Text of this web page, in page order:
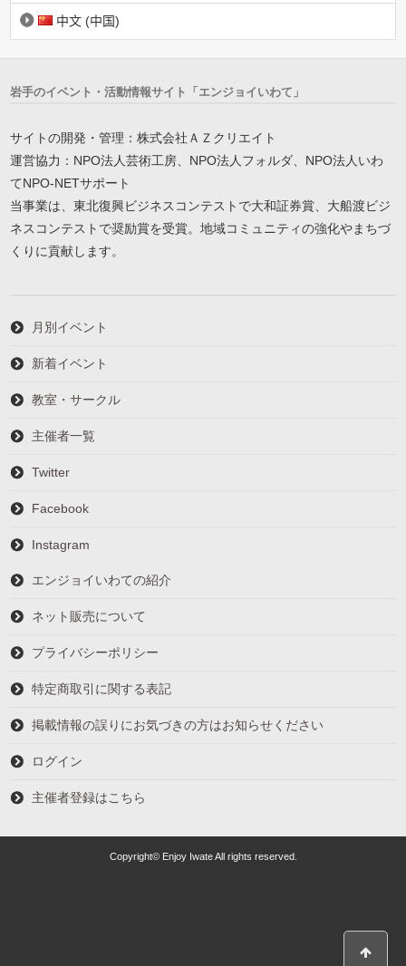
中文 (中国)
岩手のイベント・活動情報サイト「エンジョイいわて」
サイトの開発・管理：株式会社ＡＺクリエイト
運営協力：NPO法人芸術工房、NPO法人フォルダ、NPO法人いわ
てNPO-NETサポート
当事業は、東北復興ビジネスコンテストで大和証券賞、大船渡ビジ
ネスコンテストで奨励賞を受賞。地域コミュニティの強化やまちづ
くりに貢献します。
月別イベント
新着イベント
教室・サークル
主催者一覧
Twitter
Facebook
Instagram
エンジョイいわての紹介
ネット販売について
プライバシーポリシー
特定商取引に関する表記
掲載情報の誤りにお気づきの方はお知らせください
ログイン
主催者登録はこちら
Copyright© Enjoy Iwate All rights reserved.